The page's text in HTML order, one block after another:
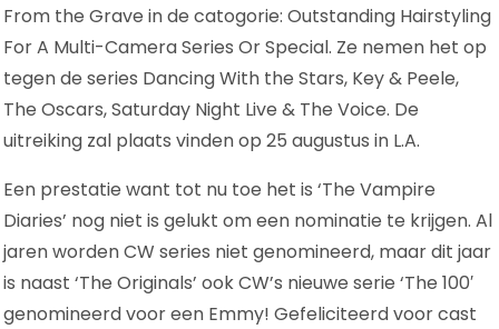
From the Grave in de catogorie: Outstanding Hairstyling
For A Multi-Camera Series Or Special. Ze nemen het op
tegen de series Dancing With the Stars, Key & Peele,
The Oscars, Saturday Night Live & The Voice. De
uitreiking zal plaats vinden op 25 augustus in L.A.
Een prestatie want tot nu toe het is ‘The Vampire
Diaries’ nog niet is gelukt om een nominatie te krijgen. Al
jaren worden CW series niet genomineerd, maar dit jaar
is naast ‘The Originals’ ook CW’s nieuwe serie ‘The 100′
genomineerd voor een Emmy! Gefeliciteerd voor cast